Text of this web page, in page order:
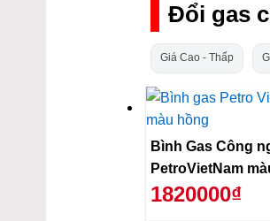
Đổi gas
Giá Cao - Thấp
Bình Gas Công
PetroVietNam
1820000₫